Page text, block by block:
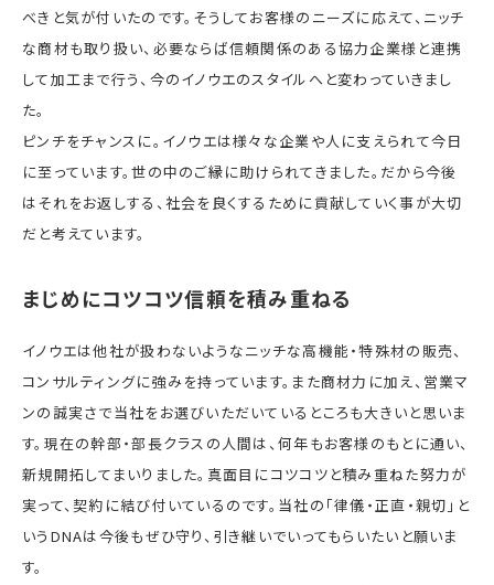
べきと気が付いたのです。そうしてお客様のニーズに応えて、ニッチ
な商材も取り扱い、必要ならば信頼関係のある協力企業様と連携
して加工まで行う、今のイノウエのスタイルへと変わっていきまし
た。
ピンチをチャンスに。イノウエは様々な企業や人に支えられて今日
に至っています。世の中のご縁に助けられてきました。だから今後
はそれをお返しする、社会を良くするために貢献していく事が大切
だと考えています。
まじめにコツコツ信頼を積み重ねる
イノウエは他社が扱わないようなニッチな高機能・特殊材の販売、
コンサルティングに強みを持っています。また商材力に加え、営業マ
ンの誠実さで当社をお選びいただいているところも大きいと思いま
す。現在の幹部・部長クラスの人間は、何年もお客様のもとに通い、
新規開拓してまいりました。真面目にコツコツと積み重ねた努力が
実って、契約に結び付いているのです。当社の「律儀・正直・親切」と
いうDNAは今後もぜひ守り、引き継いでいってもらいたいと願いま
す。